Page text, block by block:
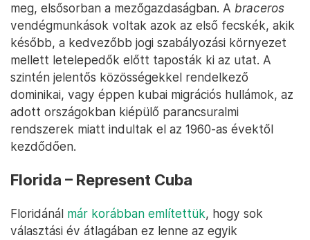
meg, elsősorban a mezőgazdaságban. A braceros
vendégmunkások voltak azok az első fecskék, akik
később, a kedvezőbb jogi szabályozási környezet
mellett letelepedők előtt taposták ki az utat. A
szintén jelentős közösségekkel rendelkező
dominikai, vagy éppen kubai migrációs hullámok, az
adott országokban kiépülő parancsuralmi
rendszerek miatt indultak el az 1960-as évektől
kezdődően.
Florida – Represent Cuba
Floridánál már korábban említettük, hogy sok
választási év átlagában ez lenne az egyik